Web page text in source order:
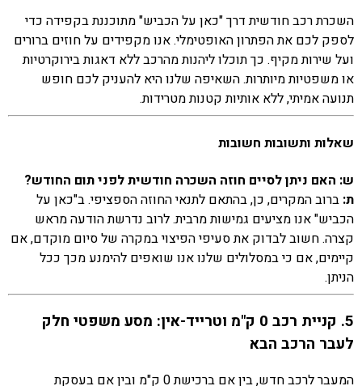
השכרת רכב חודשית דרך "כאן על הכביש" מתוכננת בקפידה כדי
לספק לכם את הפתרון האופטימלי. אנו מקפידים על חוזים ברורים
ועל שירות מקיף. כך תוכלו ליהנות מהרכב ללא דאגות בירוקרטיות
או משפטיות מיותרות. השאיפה שלנו היא להעניק לכם חופש
תנועה אמיתי, ללא אותיות קטנות מטרידות.
שאלות ותשובות חשובות
ש: האם ניתן לסיים חוזה השכרה חודשית לפני תום החודש?
ת: ברוב המקרים, כן, בהתאם לתנאי החוזה הספציפי. ב"כאן על
הכביש" אנו מציעים גמישות מרבית. לרוב נדרשת הודעה מראש
קצרה. חשוב לבדוק את סעיפי הפיצוי במקרה של סיום מוקדם, אם
קיימים, אם כי במסלולים שלנו אנו שואפים להימנע מכך ככל
הניתן.
5. קניית רכב 0 ק"מ וטרייד-אין: מסע משפטי חלק
לעבר הרכב הבא
המעבר לרכב חדש, בין אם ברכישת 0 ק"מ ובין אם בעסקת